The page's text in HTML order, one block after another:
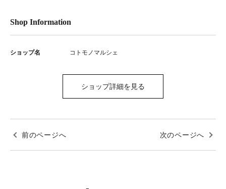
Shop Information
ショップ名 コトモノマルシェ
ショップ詳細を見る
前のページへ 次のページへ